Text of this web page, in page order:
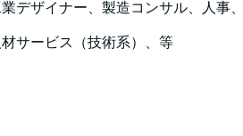
デザイナー、製造コンサル、人事
材サービス（技術系）、等